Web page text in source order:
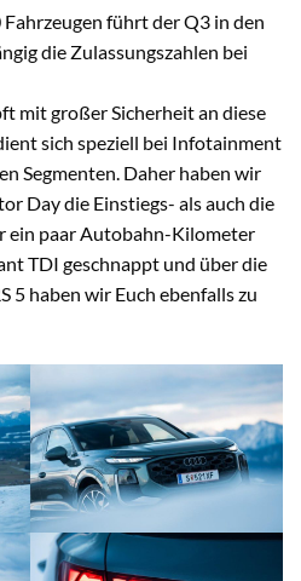
führt der Q3 in den
die Zulassungszahlen bei
mit großer Sicherheit an diese
sich speziell bei Infotainment
Segmenten. Daher haben wir
Day die Einstiegs- als auch die
ein paar Autobahn-Kilometer
TDI geschnappt und über die
5 haben wir Euch ebenfalls zu